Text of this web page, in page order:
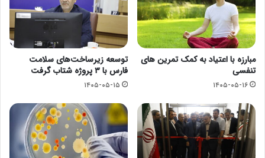
مبارزه با اعتیاد به کمک تمرین های
تنفسی
۱۴۰۵-۰۵-۱۶
توسعه زیرساخت‌های سلامت
فارس با ۳ پروژه شتاب گرفت
۱۴۰۵-۰۵-۱۵